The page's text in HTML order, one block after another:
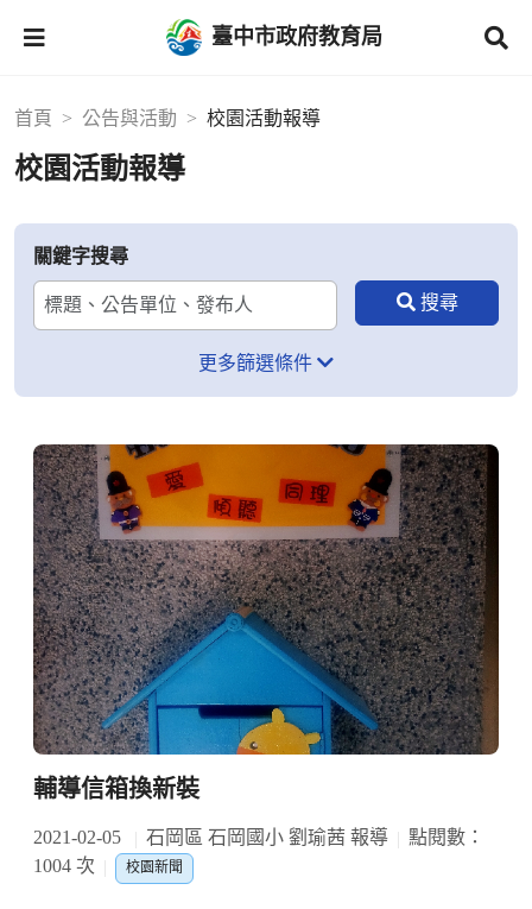
臺中市政府教育局
首頁 公告與活動 校園活動報導
校園活動報導
關鍵字搜尋
更多篩選條件
輔導信箱換新裝
2021-02-05 石岡區 石岡國小 劉瑜茜 報導
點閱數：
1004 次
校園新聞